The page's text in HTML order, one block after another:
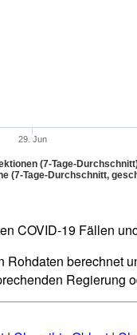
(7-Tage-
(7-Tage-Durchschnitt,
29. Jun
COVID-19 Fällen
berechnet
Regierung